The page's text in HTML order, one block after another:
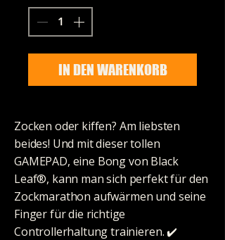
IN DEN WARENKORB
Zocken oder kiffen? Am liebsten
beides! Und mit dieser tollen
GAMEPAD, eine Bong von Black
Leaf®, kann man sich perfekt für den
Zockmarathon aufwärmen und seine
Finger für die richtige
Controllerhaltung trainieren. ✔️